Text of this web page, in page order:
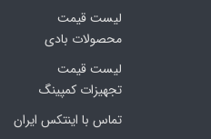
لیست قیمت
محصولات بادی
لیست قیمت
تجهیزات کمپینگ
تماس با اینتکس ایران